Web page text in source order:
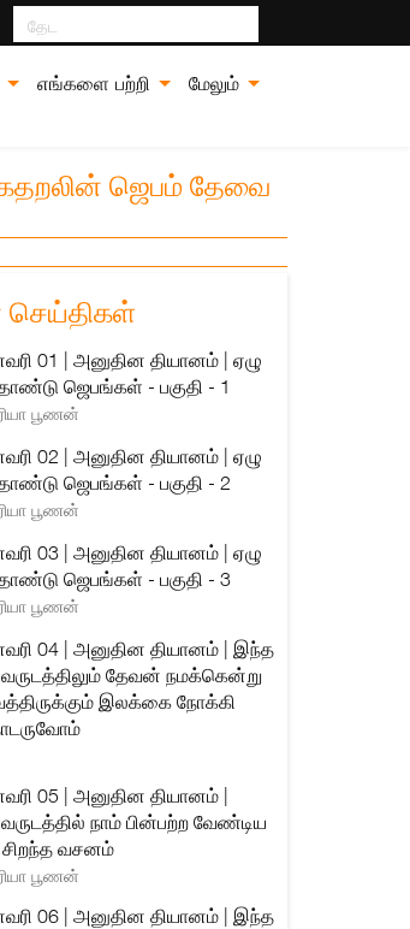
தேட
எங்களை பற்றி மேலும்
ஜெபம் தேவை
01 | அனுதின தியானம் | ஏழு
ஜெபங்கள் - பகுதி - 1
பூணன்
02 | அனுதின தியானம் | ஏழு
ஜெபங்கள் - பகுதி - 2
பூணன்
03 | அனுதின தியானம் | ஏழு
ஜெபங்கள் - பகுதி - 3
பூணன்
04 | அனுதின தியானம் | இந்த
தேவன் நமக்கென்று
இலக்கை நோக்கி
05 | அனுதின தியானம் |
நாம் பின்பற்ற வேண்டிய
வசனம்
பூணன்
06 | அனுதின தியானம் | இந்த